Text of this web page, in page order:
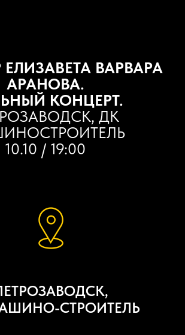
ЕЛИЗАВЕТА ВАРВАРА
АРАНОВА.
КОНЦЕРТ.
ДК
10.10 / 19:00
СТРОИТЕЛЬ